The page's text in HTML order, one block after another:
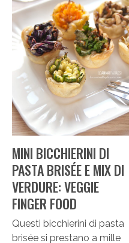
MINI BICCHIERINI DI
PASTA BRISÉE E MIX DI
VERDURE: VEGGIE
FINGER FOOD
Questi bicchierini di pasta
brisée si prestano a mille